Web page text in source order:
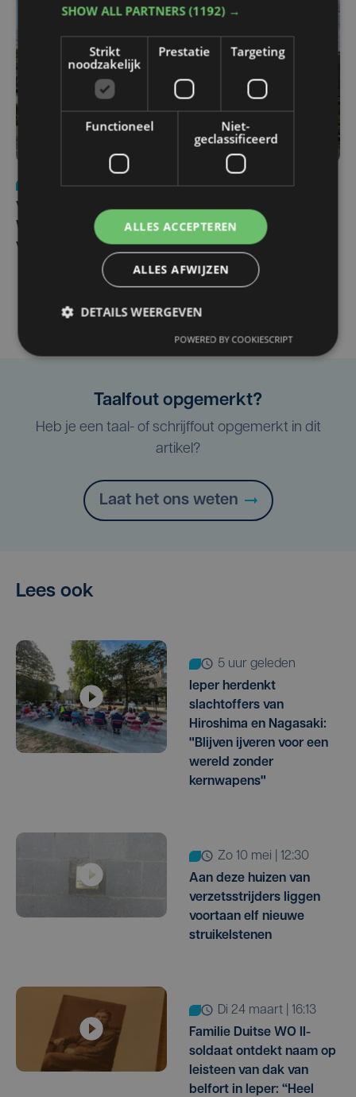
Nieuws
wo 5 augustus | 11:57
Vier Oostendse gynaecologen versterken dienst in AZ
West, dat ook een nieuwe voltijdse gynaecoloog
verwelkomt
Taalfout opgemerkt?
Heb je een taal- of schrijffout opgemerkt in dit
artikel?
Laat het ons weten
Lees ook
5 uur geleden
Ieper herdenkt
slachtoffers van
Hiroshima en Nagasaki:
"Blijven ijveren voor een
wereld zonder
kernwapens"
zo 10 mei | 12:30
Aan deze huizen van
verzetsstrijders liggen
voortaan elf nieuwe
struikelstenen
di 24 maart | 16:13
Familie Duitse WO II-
soldaat ontdekt naam op
leisteen van dak van
belfort in Ieper: “Heel
SHOW ALL PARTNERS(1192) →
Strikt
noodzakelijk
Prestatie Targeting
Functioneel
Niet-
geclassificeerd
ALLES ACCEPTEREN
ALLES AFWIJZEN
DETAILS WEERGEVEN
POWERED BY COOKIESCRIPT